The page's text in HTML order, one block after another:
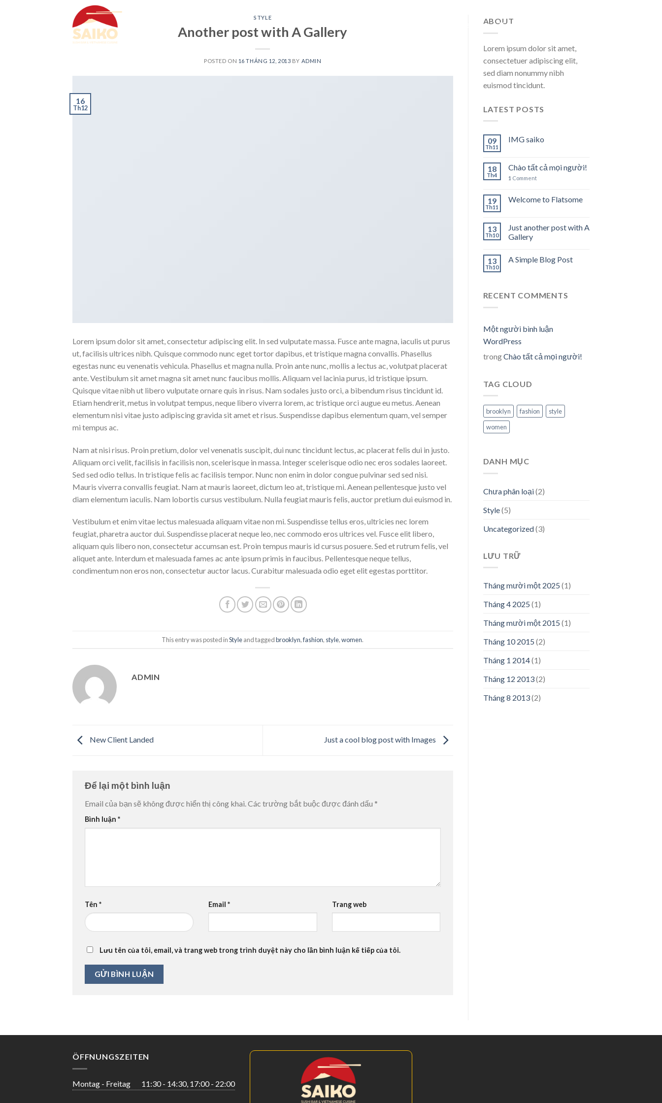
Über Uns Kontakt & Impresseum
STYLE
Another post with A Gallery
POSTED ON 16 THÁNG 12, 2013 BY ADMIN
16
Th12
Lorem ipsum dolor sit amet, consectetur adipiscing elit. In sed vulputate massa. Fusce ante magna, iaculis ut purus
ut, facilisis ultrices nibh. Quisque commodo nunc eget tortor dapibus, et tristique magna convallis. Phasellus
egestas nunc eu venenatis vehicula. Phasellus et magna nulla. Proin ante nunc, mollis a lectus ac, volutpat placerat
ante. Vestibulum sit amet magna sit amet nunc faucibus mollis. Aliquam vel lacinia purus, id tristique ipsum.
Quisque vitae nibh ut libero vulputate ornare quis in risus. Nam sodales justo orci, a bibendum risus tincidunt id.
Etiam hendrerit, metus in volutpat tempus, neque libero viverra lorem, ac tristique orci augue eu metus. Aenean
elementum nisi vitae justo adipiscing gravida sit amet et risus. Suspendisse dapibus elementum quam, vel semper
mi tempus ac.
Nam at nisi risus. Proin pretium, dolor vel venenatis suscipit, dui nunc tincidunt lectus, ac placerat felis dui in justo.
Aliquam orci velit, facilisis in facilisis non, scelerisque in massa. Integer scelerisque odio nec eros sodales laoreet.
Sed sed odio tellus. In tristique felis ac facilisis tempor. Nunc non enim in dolor congue pulvinar sed sed nisi.
Mauris viverra convallis feugiat. Nam at mauris laoreet, dictum leo at, tristique mi. Aenean pellentesque justo vel
diam elementum iaculis. Nam lobortis cursus vestibulum. Nulla feugiat mauris felis, auctor pretium dui euismod in.
Vestibulum et enim vitae lectus malesuada aliquam vitae non mi. Suspendisse tellus eros, ultricies nec lorem
feugiat, pharetra auctor dui. Suspendisse placerat neque leo, nec commodo eros ultrices vel. Fusce elit libero,
aliquam quis libero non, consectetur accumsan est. Proin tempus mauris id cursus posuere. Sed et rutrum felis, vel
aliquet ante. Interdum et malesuada fames ac ante ipsum primis in faucibus. Pellentesque neque tellus,
condimentum non eros non, consectetur auctor lacus. Curabitur malesuada odio eget elit egestas porttitor.
This entry was posted inStyleand taggedbrooklyn,fashion, style,women.
ADMIN
New Client Landed Just a cool blog post with Images
Để lại một bình luận
Email của bạn sẽ không được hiển thị công khai.Các trường bắt buộc được đánh dấu *
Bình luận *
Tên * Email * Trang web
Lưu tên của tôi, email, và trang web trong trình duyệt này cho lần bình luận kế tiếp của tôi.
ABOUT
Lorem ipsum dolor sit amet,
consectetuer adipiscing elit,
sed diam nonummy nibh
euismod tincidunt.
LATEST POSTS
09
Th11
IMG saiko
18
Th4
Chào tất cả mọi người!
1 Comment
19
Th11
Welcome to Flatsome
13
Th10
Just another post with A
Gallery
13
Th10
A Simple Blog Post
RECENT COMMENTS
Một người bình luận
WordPress
trongChào tất cả mọi người!
TAG CLOUD
brooklyn fashion
style
women
DANH MỤC
Chưa phân loại(2)
Style(5)
Uncategorized(3)
LƯU TRỮ
Tháng mười một 2025 (1)
Tháng 4 2025 (1)
Tháng mười một 2015 (1)
Tháng 10 2015 (2)
Tháng 1 2014(1)
Tháng 12 2013(2)
Tháng 8 2013(2)
ÖFFNUNGSZEITEN
Montag - Freitag 11:30 - 14:30, 17:00 - 22:00